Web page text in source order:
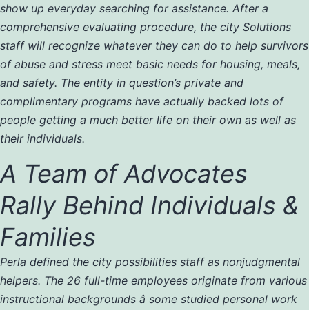
show up everyday searching for assistance. After a
comprehensive evaluating procedure, the city Solutions
staff will recognize whatever they can do to help survivors
of abuse and stress meet basic needs for housing, meals,
and safety. The entity in question’s private and
complimentary programs have actually backed lots of
people getting a much better life on their own as well as
their individuals.
A Team of Advocates
Rally Behind Individuals &
Families
Perla defined the city possibilities staff as nonjudgmental
helpers. The 26 full-time employees originate from various
instructional backgrounds â some studied personal work